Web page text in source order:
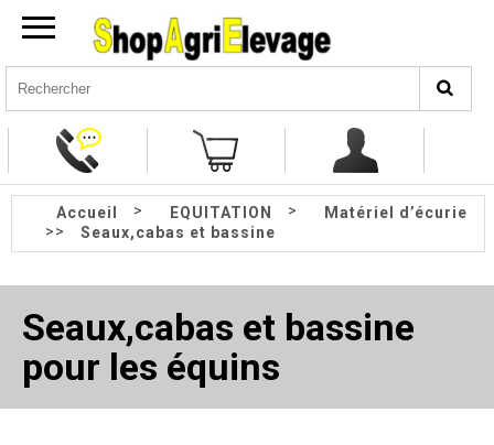
Accueil > EQUITATION >
Matériel d’écurie
>>
Seaux,cabas et bassine
Seaux,cabas et bassine
pour les équins